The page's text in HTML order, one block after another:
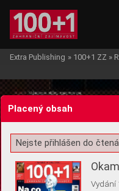
Žádost o souhlas s
Extra Publishing » 100+1 ZZ »
Placený obsah
Nejste přihlášen do
Vydání